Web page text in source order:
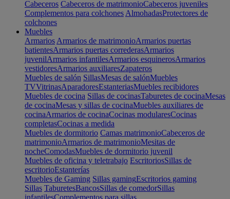
Cabeceros Cabeceros de matrimonioCabeceros juveniles
Complementos para colchones AlmohadasProtectores de
colchones
Muebles
Armarios Armarios de matrimonioArmarios puertas
batientesArmarios puertas correderasArmarios
juvenilArmarios infantilesArmarios esquinerosArmarios
vestidoresArmarios auxiliaresZapateros
Muebles de salón SillasMesas de salónMuebles
TVVitrinasAparadoresEstanteriasMuebles recibidores
Muebles de cocina Sillas de cocinasTaburetes de cocinaMesas
de cocinaMesas y sillas de cocinaMuebles auxiliares de
cocinaArmarios de cocinaCocinas modularesCocinas
completasCocinas a medida
Muebles de dormitorio Camas matrimonioCabeceros de
matrimonioArmarios de matrimonioMesitas de
nocheComodasMuebles de dormitorio juvenil
Muebles de oficina y teletrabajo EscritoriosSillas de
escritorioEstanterías
Muebles de Gaming Sillas gamingEscritorios gaming
Sillas TaburetesBancosSillas de comedorSillas
infantilesComplementos para sillas